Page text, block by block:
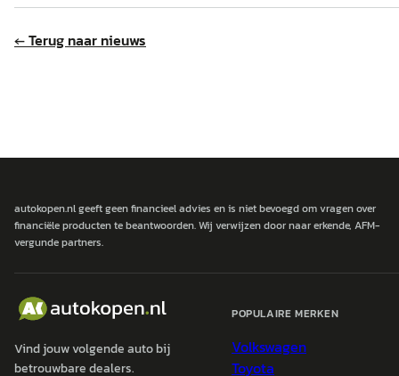
← Terug naar nieuws
autokopen.nl geeft geen financieel advies en is niet bevoegd om vragen over
financiële producten te beantwoorden. Wij verwijzen door naar erkende, AFM-
vergunde partners.
Vind jouw volgende auto bij
betrouwbare dealers.
POPULAIRE MERKEN
Volkswagen
Toyota